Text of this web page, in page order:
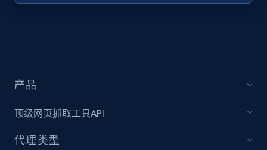
产品
顶级网页抓取工具API
代理类型